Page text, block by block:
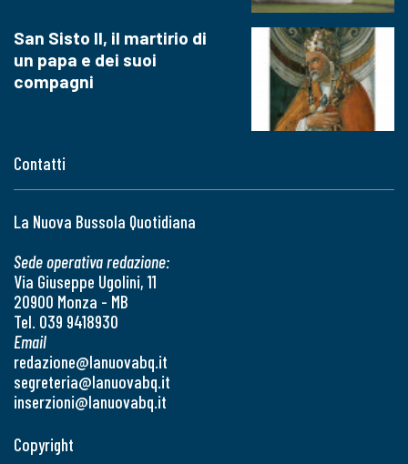
Contatti
La Nuova Bussola Quotidiana
Sede operativa redazione:
Via Giuseppe Ugolini, 11
20900 Monza - MB
Tel. 039 9418930
Email
redazione@lanuovabq.it
segreteria@lanuovabq.it
inserzioni@lanuovabq.it
San Sisto II, il martirio di
un papa e dei suoi
compagni
Copyright